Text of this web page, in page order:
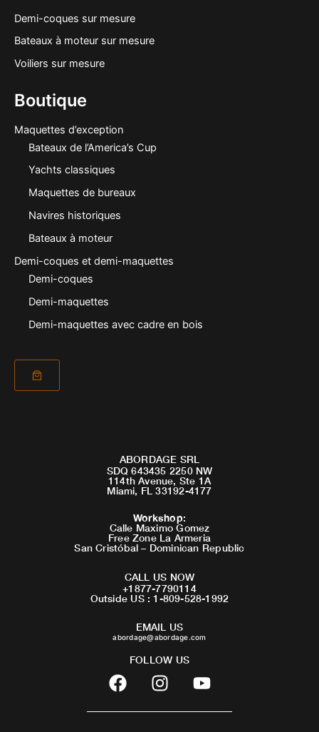
Demi-coques sur mesure
Bateaux à moteur sur mesure
Voiliers sur mesure
Boutique
Maquettes d’exception
Bateaux de l’America’s Cup
Yachts classiques
Maquettes de bureaux
Navires historiques
Bateaux à moteur
Demi-coques et demi-maquettes
Demi-coques
Demi-maquettes
Demi-maquettes avec cadre en bois
ABORDAGE SRL
SDQ 643435 2250 NW
114th Avenue, Ste 1A
Miami, FL 33192-4177
Workshop:
Calle Maximo Gomez
Free Zone La Armeria
San Cristóbal – Dominican Republic
CALL US NOW
+1877-7790114
Outside US : 1-809-528-1992
EMAIL US
abordage@abordage.com
FOLLOW US
F
a
c
I
n
s
Y
o
u